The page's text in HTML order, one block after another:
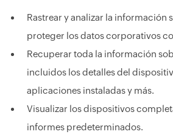
Rastrear y analizar la información
proteger los datos corporativos
Recuperar toda la información
incluidos los detalles del
aplicaciones instaladas y más.
Visualizar los dispositivos
informes predeterminados.